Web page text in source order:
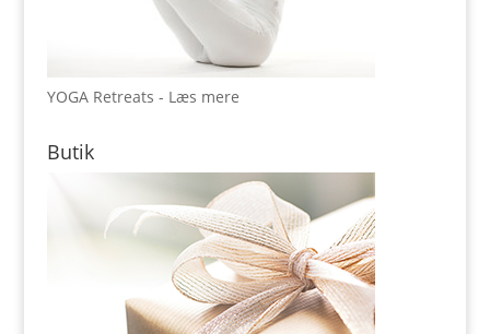
YOGA Retreats - Læs mere
Butik